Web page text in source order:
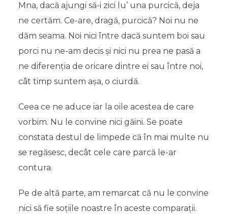
Mna, dacă ajungi să-i zici lu’ una purcică, deja
ne certăm. Ce-are, dragă, purcică? Noi nu ne
dăm seama. Noi nici între dacă suntem boi sau
porci nu ne-am decis și nici nu prea ne pasă a
ne diferenția de oricare dintre ei sau între noi,
cât timp suntem așa, o ciurdă.
Ceea ce ne aduce iar la oile acestea de care
vorbim. Nu le convine nici găini. Se poate
constata destul de limpede că în mai multe nu
se regăsesc, decât cele care parcă le-ar
contura.
Pe de altă parte, am remarcat că nu le convine
nici să fie soțiile noastre în aceste comparații.